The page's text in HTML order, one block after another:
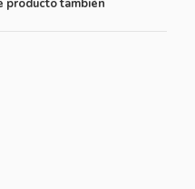
producto también